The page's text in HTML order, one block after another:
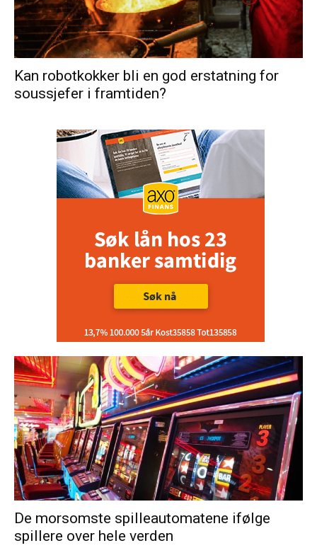
Kan robotkokker bli en god erstatning for
soussjefer i framtiden?
De morsomste spilleautomatene ifølge
spillere over hele verden